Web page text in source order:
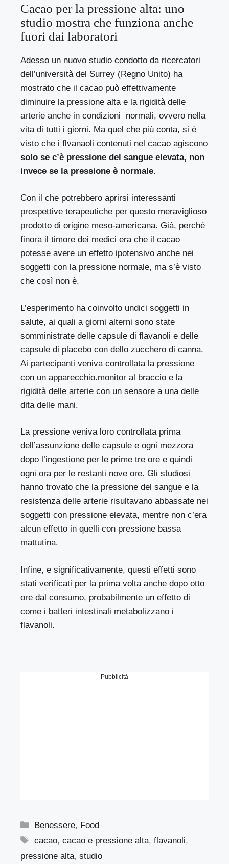
Cacao per la pressione alta: uno
studio mostra che funziona anche
fuori dai laboratori
Adesso un nuovostudio condotto da ricercatori
dell’università del Surrey (Regno Unito) ha
mostrato che il cacao può effettivamente
diminuire la pressione alta e la rigidità delle
arterie anche in condizioni normali, ovvero nella
vita di tutti i giorni. Ma quel che più conta, si è
visto che i flvanaoli contenuti nel cacao agiscono
solo se c’è pressione del sangue elevata, non
invece se la pressione è normale.
Con il che potrebbero aprirsi interessanti
prospettive terapeutiche per questo meraviglioso
prodotto di origine meso-americana. Già, perché
finora il timore dei medici era che il cacao
potesse avere un effetto ipotensivo anche nei
soggetti con la pressione normale, ma s’è visto
che così non è.
L’esperimento ha coinvolto undici soggetti in
salute, ai quali a giorni alterni sono state
somministrate delle capsule di flavanoli e delle
capsule di placebo con dello zucchero di canna.
Ai partecipanti veniva controllata la pressione
con un apparecchio.monitor al braccio e la
rigidità delle arterie con un sensore a una delle
dita delle mani.
La pressione veniva loro controllata prima
dell’assunzione delle capsule e ogni mezzora
dopo l’ingestione per le prime tre ore e quindi
ogni ora per le restanti nove ore. Gli studiosi
hanno trovato che la pressione del sangue e la
resistenza delle arterie risultavano abbassate nei
soggetti con pressione elevata, mentre non c’era
alcun effetto in quelli con pressione bassa
mattutina.
Infine, e significativamente, questi effetti sono
stati verificati per la prima volta anche dopo otto
ore dal consumo, probabilmente un effetto di
come i batteri intestinali metabolizzano i
flavanoli.
Pubblicità
Categorie
Benessere, Food
Tag
cacao,cacao e pressione alta,flavanoli,
pressione alta, studio